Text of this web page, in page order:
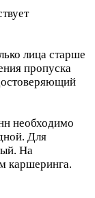
лица старше
пропуска
необходимо
Для
На
каршеринга.